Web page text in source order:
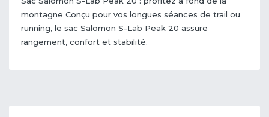
montagne Conçu pour vos longues séances de trail ou
running, le sac Salomon S-Lab Peak 20 assure
rangement, confort et stabilité.